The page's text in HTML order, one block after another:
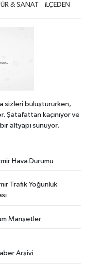
& SANAT iLÇEDEN
sizleri buluştururken,
Şatafattan kaçınıyor ve
altyapı sunuyor.
Hava Durumu
Trafik Yoğunluk
Manşetler
Arşivi